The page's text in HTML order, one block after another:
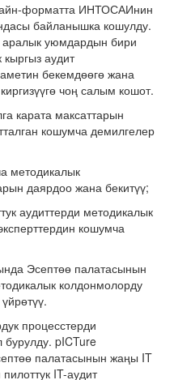
форматта ИНТОСАИнин
байланышка кошулду.
аралык уюмдардын бири
аудит
бекемдөөгө жана
чоң салым кошот.
карата максаттарын
кошумча демилгелер
методикалык
даярдоо жана бекитүү;
аудиттерди методикалык
кошумча
Эсептөө палатасынын
колдонмолорду
процесстерди
бурулду. pICTure
палатасынын жаңы IT
IT-аудит